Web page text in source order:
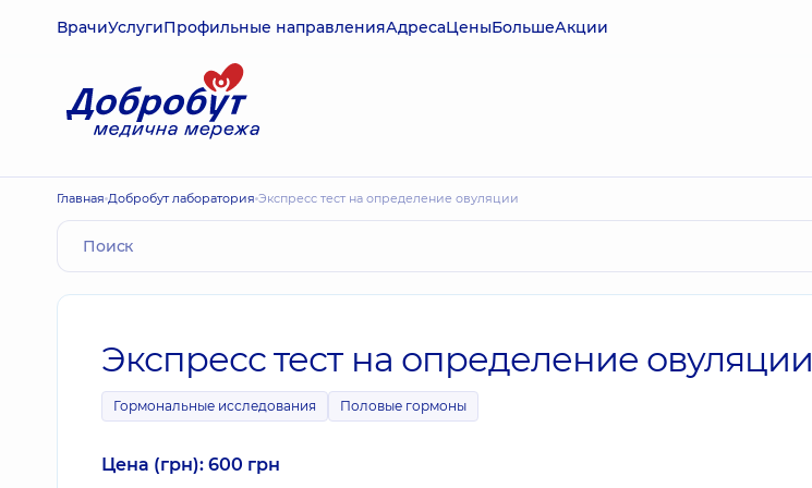
ВрачиУслугиПрофильные направленияАдресаЦеныБольшеАкции
Главная Добробут лаборатория Экспресс тест на определение овуляции
Экспресс тест на определение овуляции
Гормональные исследования Половые гормоны
Цена (грн): 600 грн